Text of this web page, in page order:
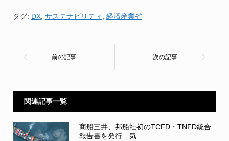
タグ: DX, サステナビリティ 経済産業省
関連記事一覧
商船三井、邦船社初のTCFD・TNFD統合
報告書を発行 気...